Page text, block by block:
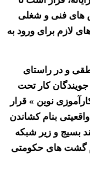
های فنی و شغلی
لازم برای ورود به
و در راستای
کار تحت
نوین » قرار
بنام کشاندن
بسیج و زیر شبکه
گشت های حکومتی